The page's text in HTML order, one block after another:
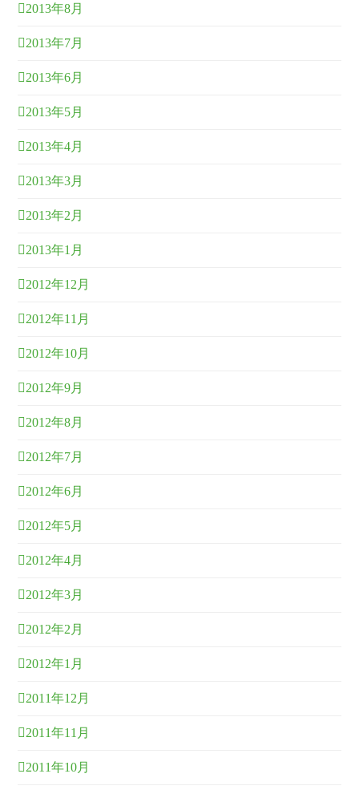
2013年8月
2013年7月
2013年6月
2013年5月
2013年4月
2013年3月
2013年2月
2013年1月
2012年12月
2012年11月
2012年10月
2012年9月
2012年8月
2012年7月
2012年6月
2012年5月
2012年4月
2012年3月
2012年2月
2012年1月
2011年12月
2011年11月
2011年10月